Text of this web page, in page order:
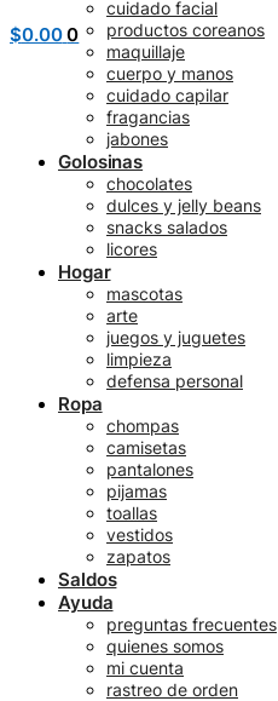
$0.00 0
cuidado facial
productos coreanos
maquillaje
cuerpo y manos
cuidado capilar
fragancias
jabones
Golosinas
chocolates
dulces y jelly beans
snacks salados
licores
Hogar
mascotas
arte
juegos y juguetes
limpieza
defensa personal
Ropa
chompas
camisetas
pantalones
pijamas
toallas
vestidos
zapatos
Saldos
Ayuda
preguntas frecuentes
quienes somos
mi cuenta
rastreo de orden